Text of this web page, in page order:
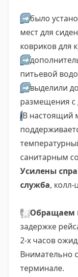
➡️было
мест для
ковриков для
➡️
питьевой
➡️выделили
размещения с
ℹ️В настоящий
санитарным
Усилены
служба, колл-
🍽Обращаем
задержке
2-х часов
Внимательно
терминале.